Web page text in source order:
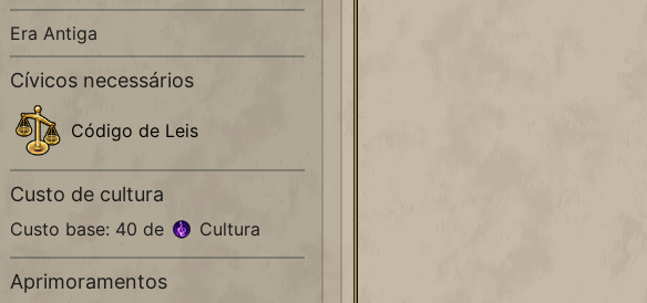
Era Antiga
Cívicos necessários
Código de Leis
Custo de cultura
Custo base: 40 de Cultura
Aprimoramentos